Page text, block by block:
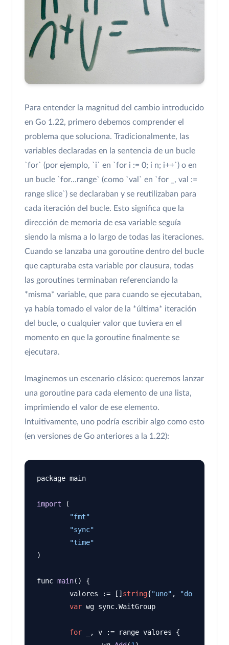
Para entender la magnitud del cambio introducido
en Go 1.22, primero debemos comprender el
problema que soluciona. Tradicionalmente, las
variables declaradas en la sentencia de un bucle
`for` (por ejemplo, `i` en `for i := 0; i n; i++`) o en
un bucle `for...range` (como `val` en `for _, val :=
range slice`) se declaraban y se reutilizaban para
cada iteración del bucle. Esto significa que la
dirección de memoria de esa variable seguía
siendo la misma a lo largo de todas las iteraciones.
Cuando se lanzaba una goroutine dentro del bucle
que capturaba esta variable por clausura, todas
las goroutines terminaban referenciando la
*misma* variable, que para cuando se ejecutaban,
ya había tomado el valor de la *última* iteración
del bucle, o cualquier valor que tuviera en el
momento en que la goroutine finalmente se
ejecutara.
Imaginemos un escenario clásico: queremos lanzar
una goroutine para cada elemento de una lista,
imprimiendo el valor de ese elemento.
Intuitivamente, uno podría escribir algo como esto
(en versiones de Go anteriores a la 1.22):
package main
import (
"fmt"
"sync"
"time"
)
func main() {
	valores := []
string{"uno" , "dos"
var wg sync.WaitGroup
for _, v := range valores {